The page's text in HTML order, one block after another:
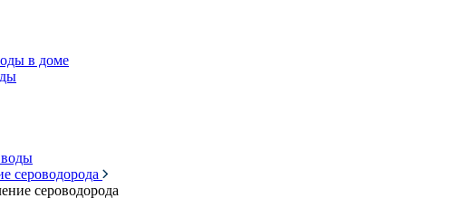
в доме
сероводорода
сероводорода